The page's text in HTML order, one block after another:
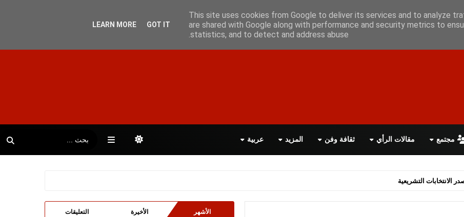
أعلن معانا اتصل بنا اقرأ الصحيفة PDF
مجتمع مقالات الرأي ثقافة وفن المزيد عربية
الحكومة البريطانية
الأشهر الأخيرة التعليقات
This site uses cookies from Google to deliver its services and to analyze
are shared with Google along with performance and security metrics to
statistics, and to detect and address abuse.
LEARN MORE GOT IT